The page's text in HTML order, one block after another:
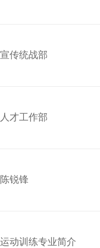
宣传统战部
人才工作部
陈锐锋
运动训练专业简介